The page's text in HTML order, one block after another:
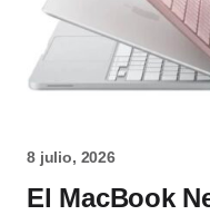
8 julio, 2026
El MacBook